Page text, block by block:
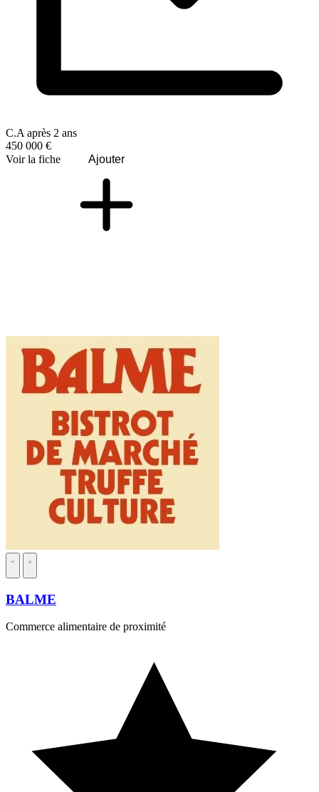
C.A après 2 ans
450 000 €
Voir la fiche
Ajouter
BALME
Commerce alimentaire de proximité